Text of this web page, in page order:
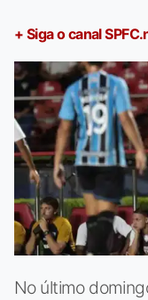
+ Siga o canal
No último